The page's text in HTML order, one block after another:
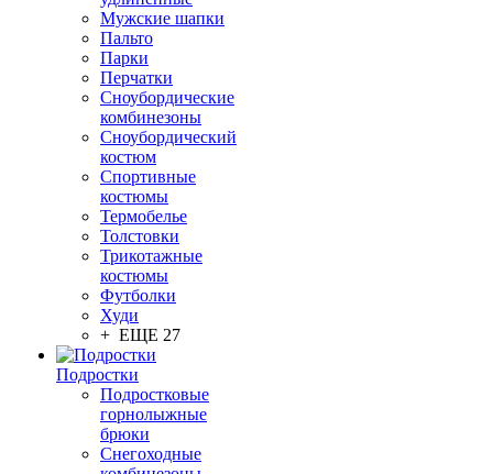
Мужские шапки
Пальто
Парки
Перчатки
Сноубордические
комбинезоны
Сноубордический
костюм
Спортивные
костюмы
Термобелье
Толстовки
Трикотажные
костюмы
Футболки
Худи
+ ЕЩЕ 27
Подростки
Подростковые
горнолыжные
брюки
Снегоходные